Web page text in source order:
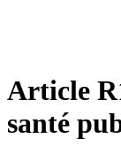
Article
santé